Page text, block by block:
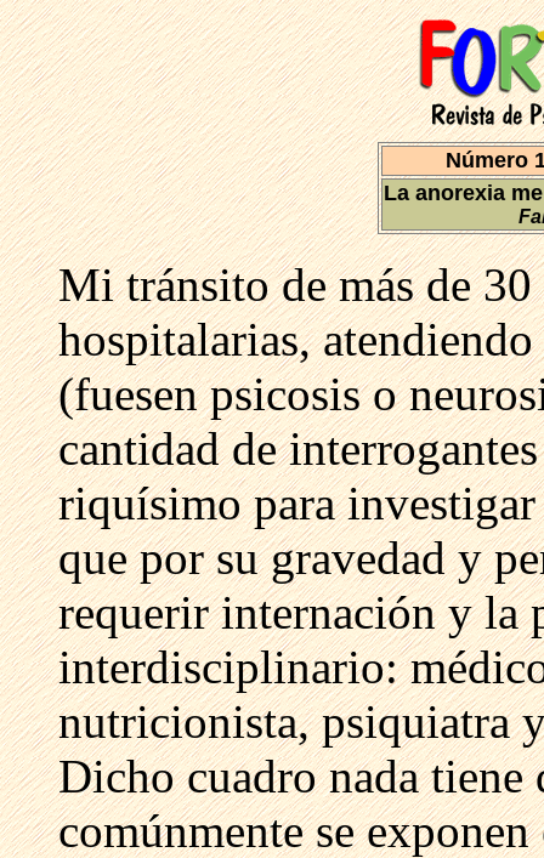
Número
La anorexia
Mi tránsito de más de
hospitalarias,
(fuesen psicosis o
cantidad de
riquísimo para
que por su gravedad y
requerir internación y la
interdisciplinario:
nutricionista, psiquiatra
Dicho cuadro nada tiene
comúnmente se